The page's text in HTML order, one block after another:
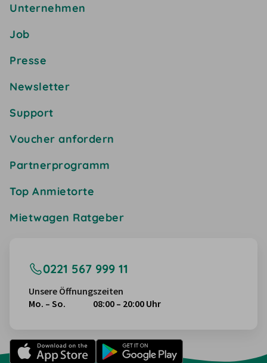
Unternehmen
Job
Presse
Newsletter
Support
Voucher anfordern
Partnerprogramm
Top Anmietorte
Mietwagen Ratgeber
0221 567 999 11
Unsere Öffnungszeiten
Mo. – So.
08:00 – 20:00 Uhr